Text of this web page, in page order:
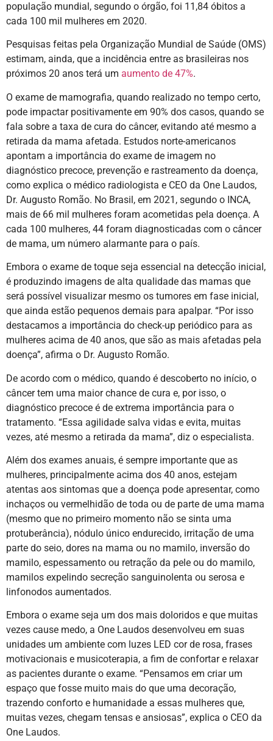
população mundial, segundo o órgão, foi 11,84 óbitos a
cada 100 mil mulheres em 2020.
Pesquisas feitas pela Organização Mundial de Saúde (OMS)
estimam, ainda, que a incidência entre as brasileiras nos
próximos 20 anos terá um aumento de 47%.
O exame de mamografia, quando realizado no tempo certo,
pode impactar positivamente em 90% dos casos, quando se
fala sobre a taxa de cura do câncer, evitando até mesmo a
retirada da mama afetada. Estudos norte-americanos
apontam a importância do exame de imagem no
diagnóstico precoce, prevenção e rastreamento da doença,
como explica o médico radiologista e CEO da One Laudos,
Dr. Augusto Romão. No Brasil, em 2021, segundo o INCA,
mais de 66 mil mulheres foram acometidas pela doença. A
cada 100 mulheres, 44 foram diagnosticadas com o câncer
de mama, um número alarmante para o país.
Embora o exame de toque seja essencial na detecção inicial,
é produzindo imagens de alta qualidade das mamas que
será possível visualizar mesmo os tumores em fase inicial,
que ainda estão pequenos demais para apalpar. “Por isso
destacamos a importância do check-up periódico para as
mulheres acima de 40 anos, que são as mais afetadas pela
doença”, afirma o Dr. Augusto Romão.
De acordo com o médico, quando é descoberto no início, o
câncer tem uma maior chance de cura e, por isso, o
diagnóstico precoce é de extrema importância para o
tratamento. “Essa agilidade salva vidas e evita, muitas
vezes, até mesmo a retirada da mama”, diz o especialista.
Além dos exames anuais, é sempre importante que as
mulheres, principalmente acima dos 40 anos, estejam
atentas aos sintomas que a doença pode apresentar, como
inchaços ou vermelhidão de toda ou de parte de uma mama
(mesmo que no primeiro momento não se sinta uma
protuberância), nódulo único endurecido, irritação de uma
parte do seio, dores na mama ou no mamilo, inversão do
mamilo, espessamento ou retração da pele ou do mamilo,
mamilos expelindo secreção sanguinolenta ou serosa e
linfonodos aumentados.
Embora o exame seja um dos mais doloridos e que muitas
vezes cause medo, a One Laudos desenvolveu em suas
unidades um ambiente com luzes LED cor de rosa, frases
motivacionais e musicoterapia, a fim de confortar e relaxar
as pacientes durante o exame. “Pensamos em criar um
espaço que fosse muito mais do que uma decoração,
trazendo conforto e humanidade a essas mulheres que,
muitas vezes, chegam tensas e ansiosas”, explica o CEO da
One Laudos.